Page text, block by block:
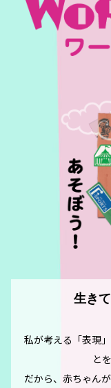
生き
私が考える「表現
と
だから、赤ちゃん